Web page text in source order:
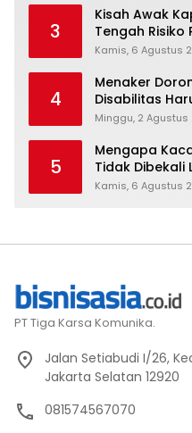
3
Kisah Awak
Tengah Risiko
Kamis, 6 Agustus
4
Menaker
Disabilitas
Setara
Minggu, 2 Agustus
5
Mengapa
Tidak Dibekali
Kamis, 6 Agustus
PT Tiga Karsa Komunika.
Jalan Setiabudi I/26,
Jakarta Selatan 12920
081574567070